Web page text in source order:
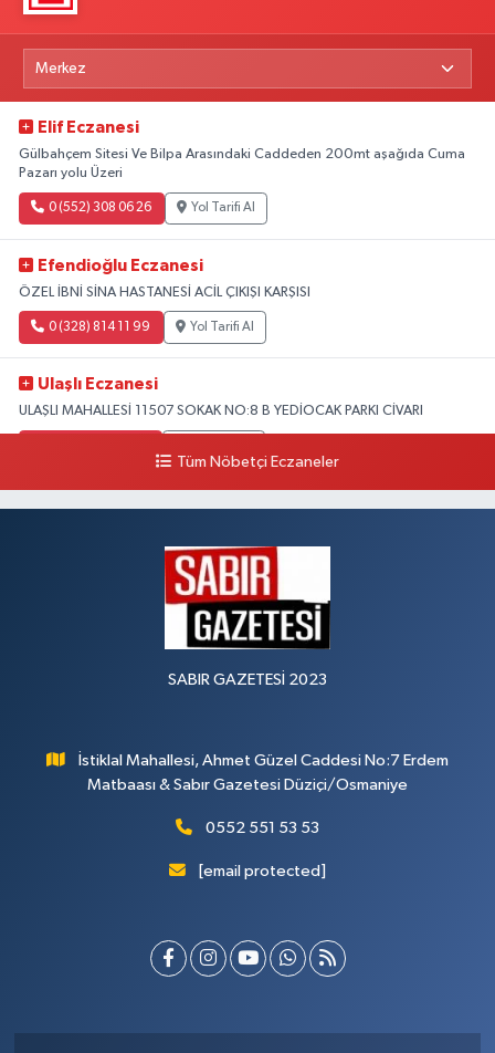
Elif Eczanesi
Gülbahçem Sitesi Ve Bilpa Arasındaki Caddeden 200mt aşağıda Cuma
Pazarı yolu Üzeri
0 (552) 308 06 26 Yol Tarifi Al
Efendioğlu Eczanesi
ÖZEL İBNİ SİNA HASTANESİ ACİL ÇIKIŞI KARŞISI
0 (328) 814 11 99 Yol Tarifi Al
Ulaşlı Eczanesi
ULAŞLI MAHALLESİ 11507 SOKAK NO:8 B YEDİOCAK PARKI CİVARI
Tüm Nöbetçi Eczaneler
SABIR GAZETESİ 2023
İstiklal Mahallesi, Ahmet Güzel Caddesi No:7 Erdem
Matbaası & Sabır Gazetesi Düziçi/Osmaniye
0552 551 53 53
[email protected]